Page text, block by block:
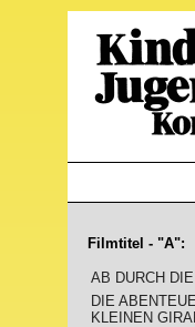
Filmtitel - "A":
AB DURCH
DIE
KLEINEN